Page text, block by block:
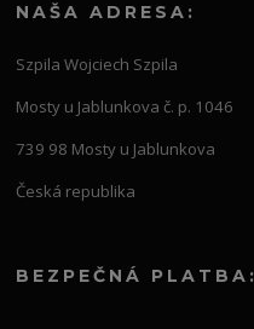
NAŠA ADRESA:
Szpila Wojciech Szpila
Mosty u Jablunkova č. p. 1046
739 98 Mosty u Jablunkova
Česká republika
BEZPEČNÁ PLATBA: